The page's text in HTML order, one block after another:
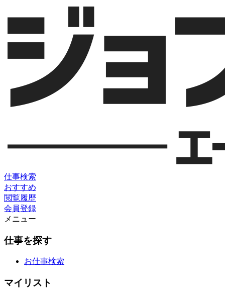
仕事検索
おすすめ
閲覧履歴
会員登録
メニュー
仕事を探す
お仕事検索
マイリスト